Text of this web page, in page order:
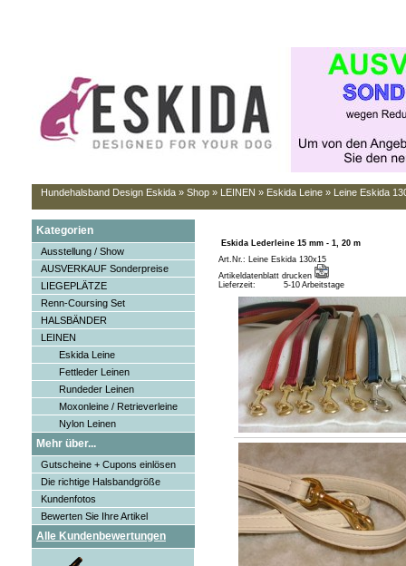
Hundehalsband Design Eskida » Shop » LEINEN » Eskida Leine » Leine Eskida
Kategorien
Ausstellung / Show
AUSVERKAUF Sonderpreise
LIEGEPLÄTZE
Renn-Coursing Set
HALSBÄNDER
LEINEN
Eskida Leine
Fettleder Leinen
Rundeder Leinen
Moxonleine / Retrieverleine
Nylon Leinen
Mehr über...
Gutscheine + Cupons einlösen
Die richtige Halsbandgröße
Kundenfotos
Bewerten Sie Ihre Artikel
Alle Kundenbewertungen
Eskida Lederleine 15 mm - 1, 20 m
Art.Nr.: Leine Eskida 130x15
Artikeldatenblatt drucken
Lieferzeit:
5-10 Arbeitstage